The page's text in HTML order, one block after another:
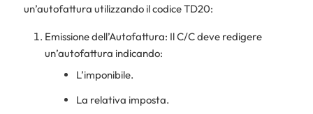
un’autofattura utilizzando il codice TD20:
Emissione dell’Autofattura: Il C/C deve redigere
un’autofattura indicando:
L’imponibile.
La relativa imposta.